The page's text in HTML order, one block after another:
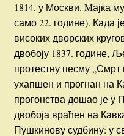
1814. у Москви. Mајка
само 22. године). Када
високих дворских
двобоју 1837. године,
протестну песму „Смрт
ухапшен и прогнан на
прогонства дошао је у
двобоја враћен на
Пушкинову судбину: у